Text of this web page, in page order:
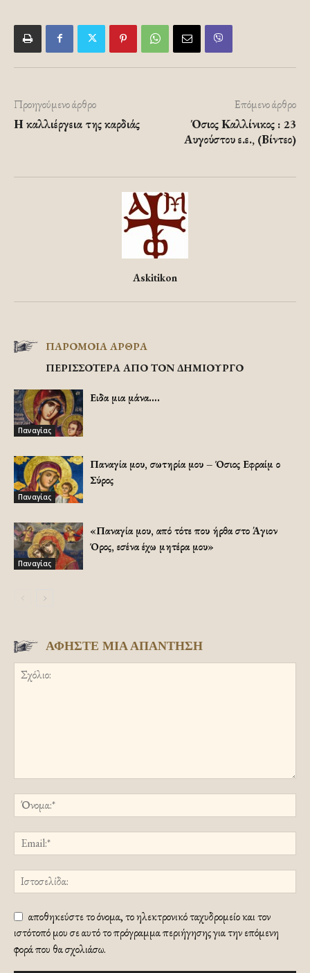
Προηγούμενο άρθρο
Η καλλιέργεια της καρδιάς
Επόμενο άρθρο
Όσιος Καλλίνικος : 23
Αυγούστου ε.ε., (Βίντεο)
Askitikon
ΠΑΡΟΜΟΙΑ ΑΡΘΡΑ
ΠΕΡΙΣΣΟΤΕΡΑ ΑΠΟ ΤΟΝ ΔΗΜΙΟΥΡΓΟ
Παναγίας
Ειδα μια μάνα….
Παναγίας
Παναγία μου, σωτηρία μου – Όσιος Εφραίμ ο
Σύρος
Παναγίας
«Παναγία μου, από τότε που ήρθα στο Άγιον
Όρος, εσένα έχω μητέρα μου»
ΑΦΗΣΤΕ ΜΙΑ ΑΠΑΝΤΗΣΗ
αποθηκεύστε το όνομα, το ηλεκτρονικό ταχυδρομείο και τον
ιστότοπό μου σε αυτό το πρόγραμμα περιήγησης για την επόμενη
φορά που θα σχολιάσω.